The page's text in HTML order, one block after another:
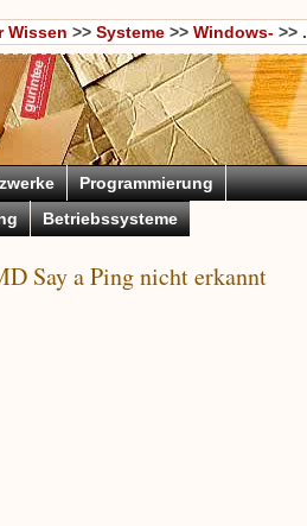
Wissen >> Systeme >> Windows- >> .
Programmierung
Betriebssysteme
Say a Ping nicht erkannt